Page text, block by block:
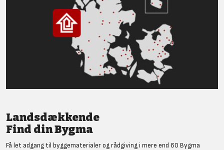
Landsdækkende
Find din Bygma
Få let adgang til byggematerialer og rådgiving i mere end 60 Bygma